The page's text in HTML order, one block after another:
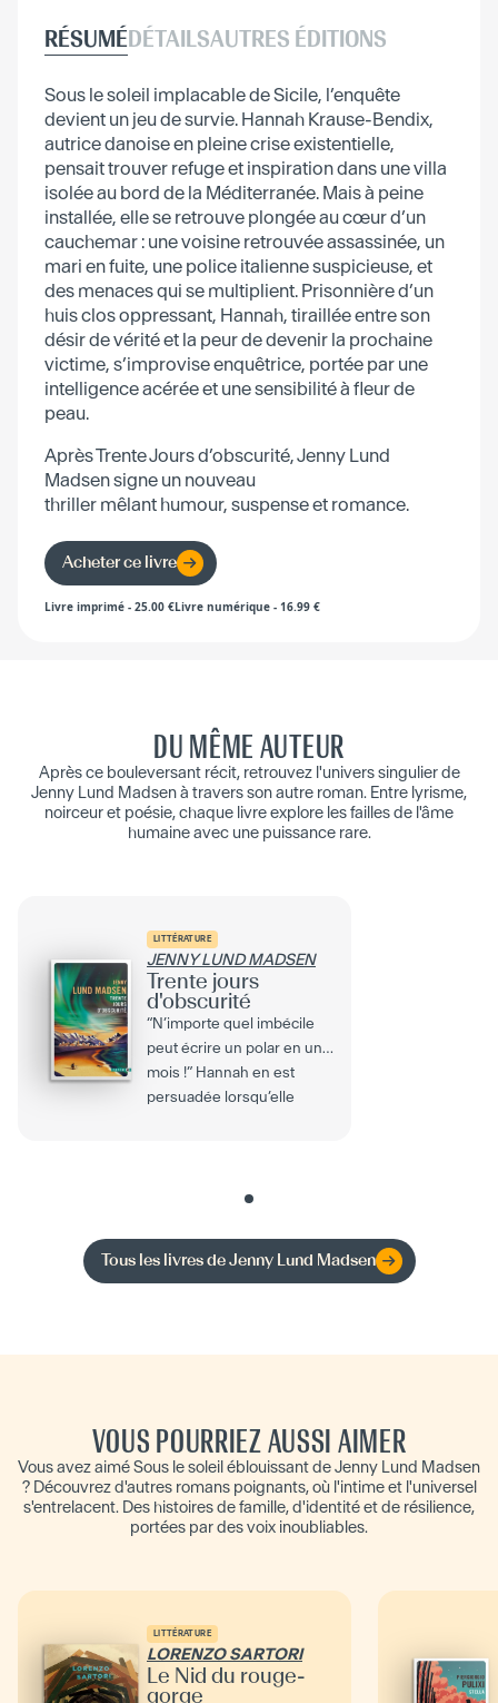
RÉSUMÉDÉTAILSAUTRES ÉDITIONS
Sous le soleil implacable de Sicile, l’enquête
devient un jeu de survie. Hannah Krause-Bendix,
autrice danoise en pleine crise existentielle,
pensait trouver refuge et inspiration dans une villa
isolée au bord de la Méditerranée. Mais à peine
installée, elle se retrouve plongée au cœur d’un
cauchemar : une voisine retrouvée assassinée, un
mari en fuite, une police italienne suspicieuse, et
des menaces qui se multiplient. Prisonnière d’un
huis clos oppressant, Hannah, tiraillée entre son
désir de vérité et la peur de devenir la prochaine
victime, s’improvise enquêtrice, portée par une
intelligence acérée et une sensibilité à fleur de
peau.
Après Trente Jours d’obscurité, Jenny Lund
Madsen signe un nouveau
thriller mêlant humour, suspense et romance.
Acheter ce livre
Livre imprimé - 25.00 €Livre numérique - 16.99 €
DU MÊME AUTEUR
Après ce bouleversant récit, retrouvez l'univers singulier de
Jenny Lund Madsen à travers son autre roman. Entre lyrisme,
noirceur et poésie, chaque livre explore les failles de l'âme
humaine avec une puissance rare.
LITTÉRATURE
JENNY LUND MADSEN
Trente jours
d'obscurité
“N’importe quel imbécile
peut écrire un polar en un
mois !” Hannah en est
persuadée lorsqu’elle
Tous les livres deJenny Lund Madsen
VOUS POURRIEZ AUSSI AIMER
Vous avez aimé Sous le soleil éblouissant de Jenny Lund Madsen
? Découvrez d'autres romans poignants, où l'intime et l'universel
s'entrelacent. Des histoires de famille, d'identité et de résilience,
portées par des voix inoubliables.
LITTÉRATURE
LORENZO SARTORI
Le Nid du rouge-
gorge